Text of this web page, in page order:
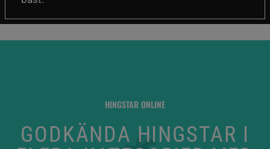
HINGSTAR ONLINE
GODKÄNDA HINGSTAR I